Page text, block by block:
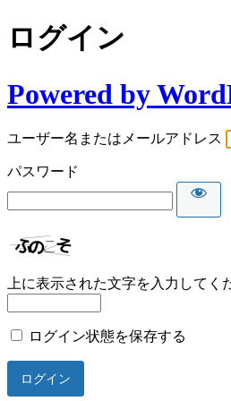
ログイン
Powered by
ユーザー名またはメールアドレス
パスワード
上に表示された文字を入力してく
ログイン状態を保存する